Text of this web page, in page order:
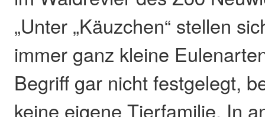
„Unter „Käuzchen“ stellen
immer ganz kleine
Begriff gar nicht festgelegt,
keine eigene Tierfamilie. In